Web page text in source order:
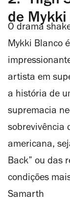
de Mykki
O drama
Mykki Blanco
artista em
a história de
supremacia
sobrevivência
americana,
Back” ou das
condições
Samarth